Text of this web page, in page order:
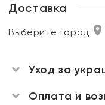
Доставка
Выберите город
Уход за
Оплата и